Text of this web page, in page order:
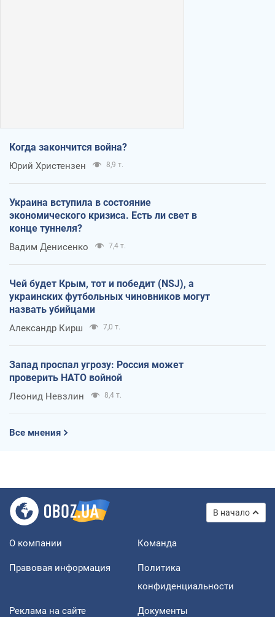
Когда закончится война?
Юрий Христензен 8,9 т.
Украина вступила в состояние
экономического кризиса. Есть ли свет в
конце туннеля?
Вадим Денисенко 7,4 т.
Чей будет Крым, тот и победит (NSJ), а
украинских футбольных чиновников могут
назвать убийцами
Александр Кирш 7,0 т.
Запад проспал угрозу: Россия может
проверить НАТО войной
Леонид Невзлин 8,4 т.
Все мнения
В начало
О компании Команда
Правовая информация
Политика
конфиденциальности
Реклама на сайте Документы